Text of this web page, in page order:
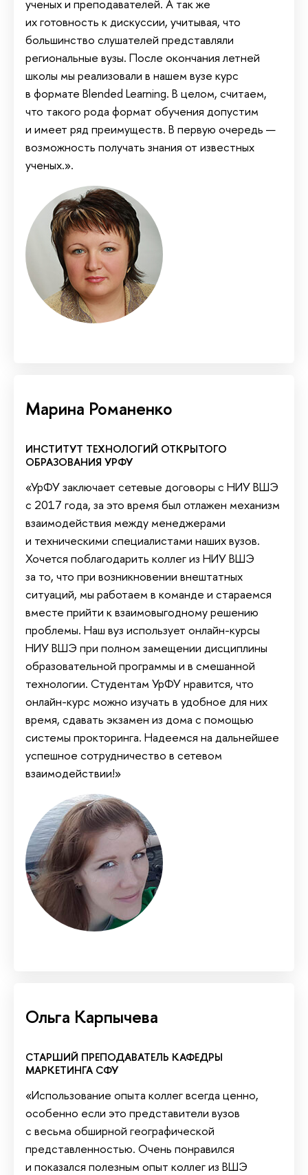
ученых и преподавателей. А так же
их готовность к дискуссии, учитывая, что
большинство слушателей представляли
региональные вузы. После окончания летней
школы мы реализовали в нашем вузе курс
в формате Blended Learning. В целом, считаем,
что такого рода формат обучения допустим
и имеет ряд преимуществ. В первую очередь —
возможность получать знания от известных
ученых.».
Марина Романенко
ИНСТИТУТ ТЕХНОЛОГИЙ ОТКРЫТОГО
ОБРАЗОВАНИЯ УРФУ
«УрФУ заключает сетевые договоры с НИУ ВШЭ
с 2017 года, за это время был отлажен механизм
взаимодействия между менеджерами
и техническими специалистами наших вузов.
Хочется поблагодарить коллег из НИУ ВШЭ
за то, что при возникновении внештатных
ситуаций, мы работаем в команде и стараемся
вместе прийти к взаимовыгодному решению
проблемы. Наш вуз использует онлайн-курсы
НИУ ВШЭ при полном замещении дисциплины
образовательной программы и в смешанной
технологии. Студентам УрФУ нравится, что
онлайн-курс можно изучать в удобное для них
время, сдавать экзамен из дома с помощью
системы прокторинга. Надеемся на дальнейшее
успешное сотрудничество в сетевом
взаимодействии!»
Ольга Карпычева
СТАРШИЙ ПРЕПОДАВАТЕЛЬ КАФЕДРЫ
МАРКЕТИНГА СФУ
«Использование опыта коллег всегда ценно,
особенно если это представители вузов
с весьма обширной географической
представленностью. Очень понравился
и показался полезным опыт коллег из ВШЭ